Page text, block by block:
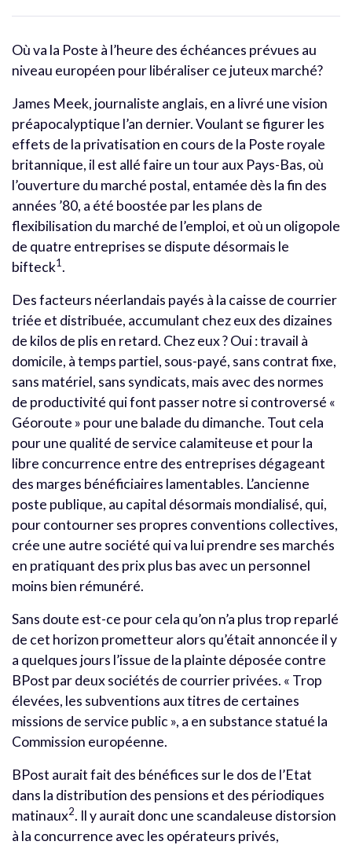
Où va la Poste à l’heure des échéances prévues au
niveau européen pour libéraliser ce juteux marché?
James Meek, journaliste anglais, en a livré une vision
préapocalyptique l’an dernier. Voulant se figurer les
effets de la privatisation en cours de la Poste royale
britannique, il est allé faire un tour aux Pays-Bas, où
l’ouverture du marché postal, entamée dès la fin des
années ’80, a été boostée par les plans de
flexibilisation du marché de l’emploi, et où un oligopole
de quatre entreprises se dispute désormais le
bifteck1.
Des facteurs néerlandais payés à la caisse de courrier
triée et distribuée, accumulant chez eux des dizaines
de kilos de plis en retard. Chez eux ? Oui : travail à
domicile, à temps partiel, sous-payé, sans contrat fixe,
sans matériel, sans syndicats, mais avec des normes
de productivité qui font passer notre si controversé «
Géoroute » pour une balade du dimanche. Tout cela
pour une qualité de service calamiteuse et pour la
libre concurrence entre des entreprises dégageant
des marges bénéficiaires lamentables. L’ancienne
poste publique, au capital désormais mondialisé, qui,
pour contourner ses propres conventions collectives,
crée une autre société qui va lui prendre ses marchés
en pratiquant des prix plus bas avec un personnel
moins bien rémunéré.
Sans doute est-ce pour cela qu’on n’a plus trop reparlé
de cet horizon prometteur alors qu’était annoncée il y
a quelques jours l’issue de la plainte déposée contre
BPost par deux sociétés de courrier privées. « Trop
élevées, les subventions aux titres de certaines
missions de service public », a en substance statué la
Commission européenne.
BPost aurait fait des bénéfices sur le dos de l’Etat
dans la distribution des pensions et des périodiques
matinaux2. Il y aurait donc une scandaleuse distorsion
à la concurrence avec les opérateurs privés,